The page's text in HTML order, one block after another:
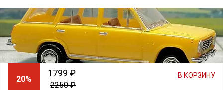
1799 ₽
2250 ₽
20% В КОРЗИНУ